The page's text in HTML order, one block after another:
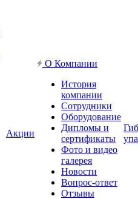
Акции
О Компании
История
компании
Сотрудники
Оборудование
Дипломы и
сертификаты
Фото и видео
галерея
Новости
Вопрос-ответ
Отзывы